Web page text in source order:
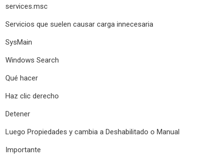
services.msc
Servicios que suelen causar carga innecesaria
SysMain
Windows Search
Qué hacer
Haz clic derecho
Detener
Luego Propiedades y cambia a Deshabilitado o Manual
Importante